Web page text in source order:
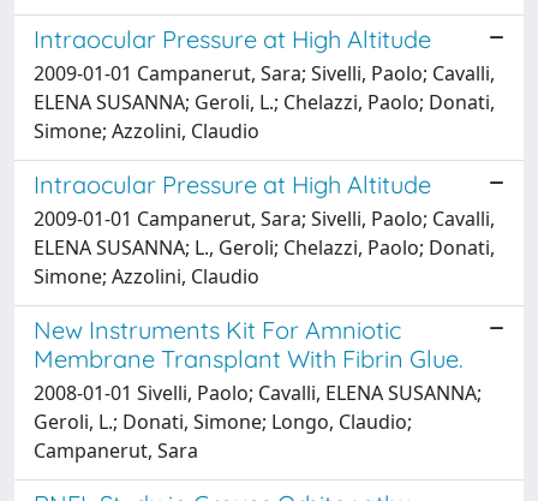
Intraocular Pressure at High Altitude
2009-01-01 Campanerut, Sara; Sivelli, Paolo; Cavalli,
ELENA SUSANNA; Geroli, L.; Chelazzi, Paolo; Donati,
Simone; Azzolini, Claudio
Intraocular Pressure at High Altitude
2009-01-01 Campanerut, Sara; Sivelli, Paolo; Cavalli,
ELENA SUSANNA; L., Geroli; Chelazzi, Paolo; Donati,
Simone; Azzolini, Claudio
New Instruments Kit For Amniotic
Membrane Transplant With Fibrin Glue.
2008-01-01 Sivelli, Paolo; Cavalli, ELENA SUSANNA;
Geroli, L.; Donati, Simone; Longo, Claudio;
Campanerut, Sara